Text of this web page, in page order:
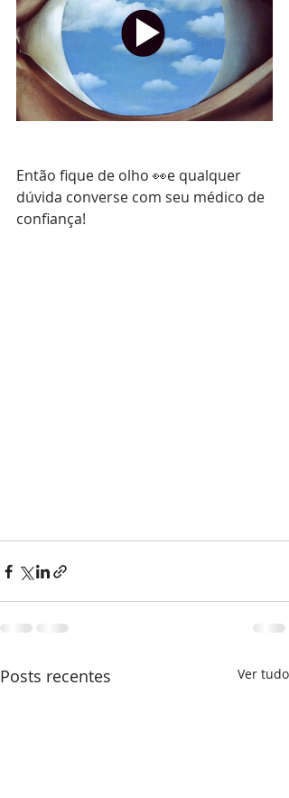
Então fique de olho 👀e qualquer
dúvida converse com seu médico de
confiança!
Posts recentes Ver tudo